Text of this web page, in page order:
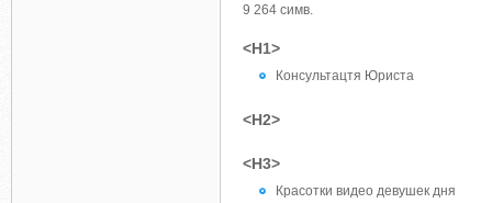
9 264 симв.
<H1>
Консультацтя Юриста
<H2>
<H3>
Красотки видео девушек дня